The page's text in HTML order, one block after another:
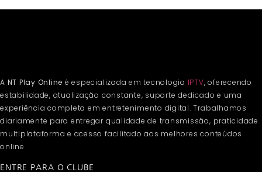
A NT Play Online é especializada em tecnologia IPTV, oferecendo
estabilidade, atualização constante, suporte dedicado e uma
experiência completa em entretenimento digital. Trabalhamos
diariamente para entregar qualidade de transmissão, praticidade
multiplataforma e acesso facilitado aos melhores conteúdos
online
ENTRE PARA O CLUBE